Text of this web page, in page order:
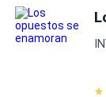
personalidad
sociedad y un
ser
Bebé Adorable
Triángulo